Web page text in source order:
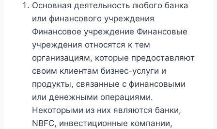
Основная деятельность любого банка
или финансового учреждения
Финансовое учреждение Финансовые
учреждения относятся к тем
организациям, которые предоставляют
своим клиентам бизнес-услуги и
продукты, связанные с финансовыми
или денежными операциями.
Некоторыми из них являются банки,
NBFC, инвестиционные компании,